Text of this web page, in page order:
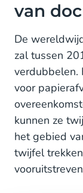
van
De
zal tussen
verdubbelen.
voor
kunnen ze
het gebied
twijfel